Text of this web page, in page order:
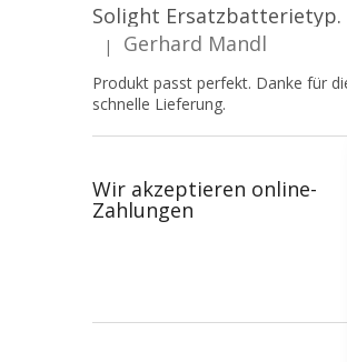
Die Produktbewertung beträgt 5
| Gerhard Mandl
Produkt passt perfekt. Danke für
schnelle Lieferung.
Wir akzeptieren online-
Zahlungen